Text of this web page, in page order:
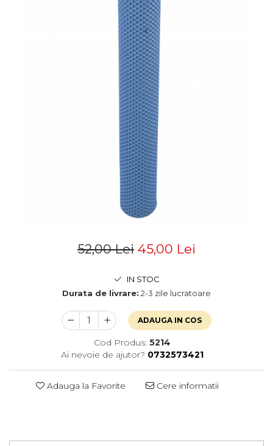
52,00 Lei 45,00 Lei
IN STOC
Durata de livrare: 2-3 zile lucratoare
ADAUGA IN COS
Cod Produs: 5214
Ai nevoie de ajutor? 0732573421
Adauga la Favorite Cere informatii